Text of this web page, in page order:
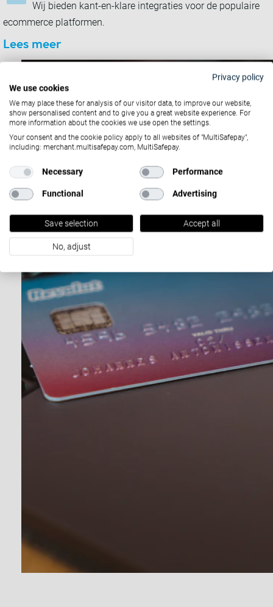
Wij bieden kant-en-klare integraties voor de populaire
ecommerce platformen.
Lees meer
Privacy policy
We use cookies
We may place these for analysis of our visitor data, to improve our website,
show personalised content and to give you a great website experience. For
more information about the cookies we use open the settings.
Your consent and the cookie policy apply to all websites of "MultiSafepay",
including: merchant.multisafepay.com, MultiSafepay.
Necessary Performance
Functional Advertising
Save selection Accept all
No, adjust